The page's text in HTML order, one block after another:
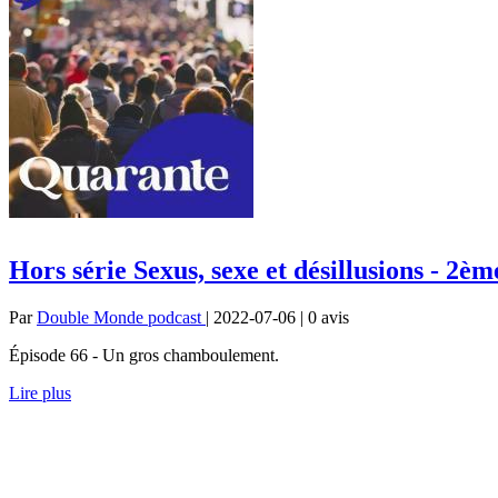
Hors série Sexus, sexe et désillusions -
ParDouble Monde podcast | 2022-07-06 | 0 avis
Épisode 66 - Un gros chamboulement.
Lire plus